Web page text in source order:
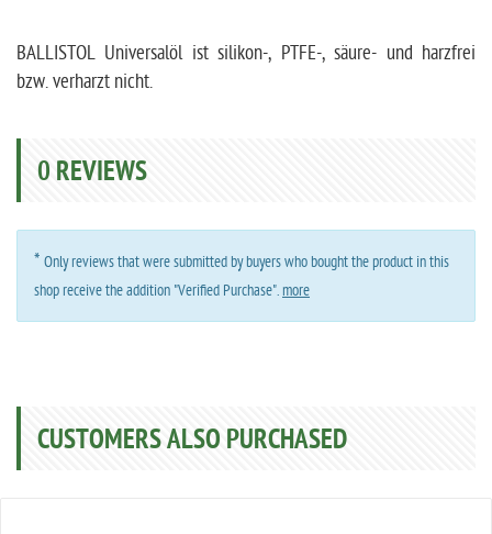
BALLISTOL Universalöl ist silikon-, PTFE-, säure- und harzfrei
bzw. verharzt nicht.
0 REVIEWS
* Only reviews that were submitted by buyers who bought the product in this
shop receive the addition "Verified Purchase".more
CUSTOMERS ALSO PURCHASED